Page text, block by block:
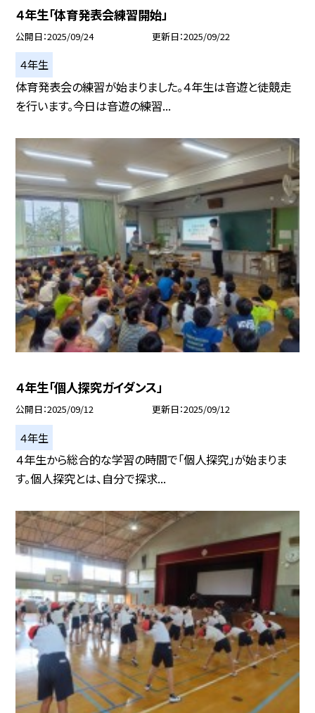
４年生「体育発表会練習開始」
公開日 2025/09/24 更新日 2025/09/22
４年生
体育発表会の練習が始まりました。４年生は音遊と徒競走
を行います。今日は音遊の練習...
４年生「個人探究ガイダンス」
公開日 2025/09/12 更新日 2025/09/12
４年生
４年生から総合的な学習の時間で「個人探究」が始まりま
す。個人探究とは、自分で探求...